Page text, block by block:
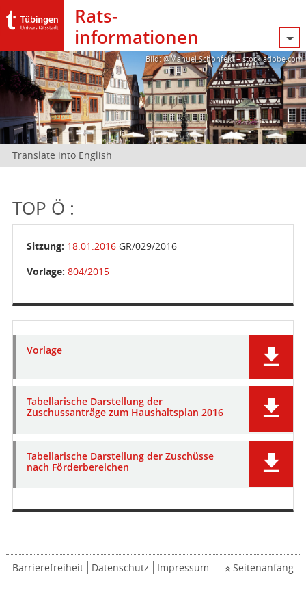
Rats­
informationen
Bild: @Manuel Schönfeld – stock.adobe.com
Translate into English
TOP Ö :
Sitzung: 18.01.2016GR/029/2016
Vorlage: 804/2015
Vorlage
Tabellarische Darstellung der
Zuschussanträge zum Haushaltsplan 2016
Tabellarische Darstellung der Zuschüsse
nach Förderbereichen
Barrierefreiheit Datenschutz Impressum Seitenanfang